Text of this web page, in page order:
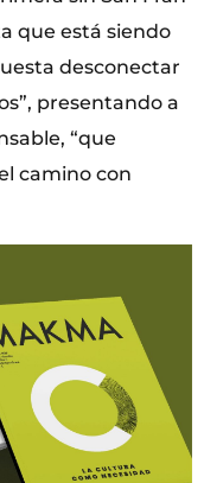
que está siendo
desconectar
presentando a
“que
camino con